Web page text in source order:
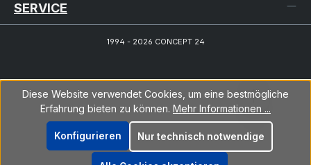
SERVICE
1994 - 2026 CONCEPT 24
Diese Website verwendet Cookies, um eine bestmögliche
Erfahrung bieten zu können. Mehr Informationen ...
Nur technisch notwendige
Konfigurieren